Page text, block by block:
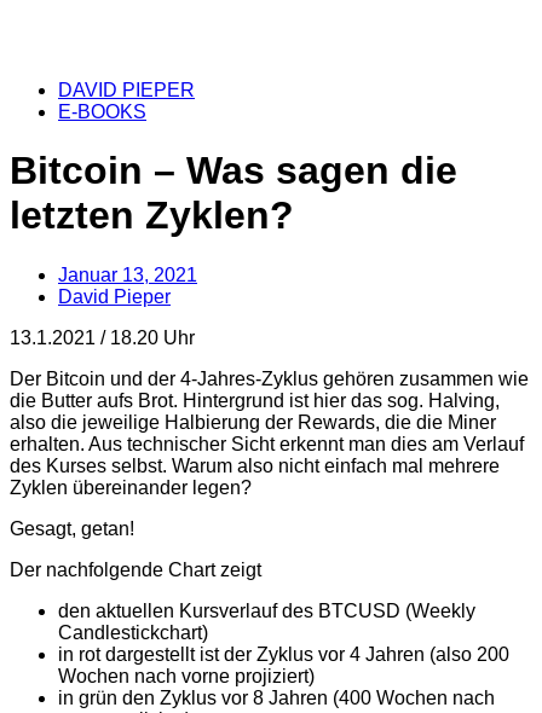
DAVID PIEPER
E-BOOKS
Bitcoin – Was sagen die
letzten Zyklen?
Januar 13, 2021
David Pieper
13.1.2021 / 18.20 Uhr
Der Bitcoin und der 4-Jahres-Zyklus gehören zusammen wie
die Butter aufs Brot. Hintergrund ist hier das sog. Halving,
also die jeweilige Halbierung der Rewards, die die Miner
erhalten. Aus technischer Sicht erkennt man dies am Verlauf
des Kurses selbst. Warum also nicht einfach mal mehrere
Zyklen übereinander legen?
Gesagt, getan!
Der nachfolgende Chart zeigt
den aktuellen Kursverlauf des BTCUSD (Weekly
Candlestickchart)
in rot dargestellt ist der Zyklus vor 4 Jahren (also 200
Wochen nach vorne projiziert)
in grün den Zyklus vor 8 Jahren (400 Wochen nach